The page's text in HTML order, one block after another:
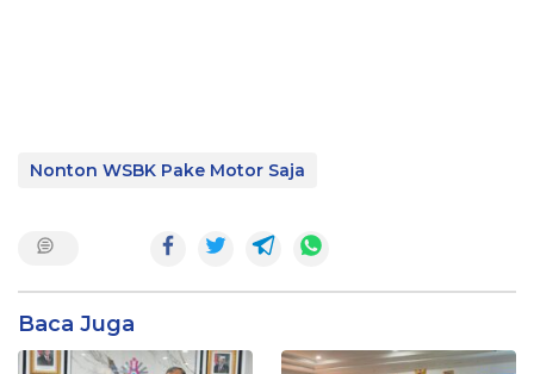
Nonton WSBK Pake Motor Saja
Baca Juga